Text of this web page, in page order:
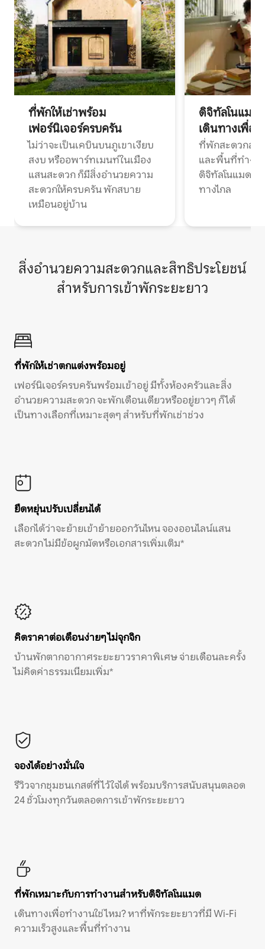
ที่พักให้เช่าพร้อม
เฟอร์นิเจอร์ครบครัน
ไม่ว่าจะเป็นเคบินบนภูเขาเงียบ
สงบ หรืออพาร์ทเมนท์ในเมือง
แสนสะดวก ก็มีสิ่งอำนวยความ
สะดวกให้ครบครัน พักสบาย
เหมือนอยู่บ้าน
ดิจิทัลโนแมด
เดินทางเพื่อ
ที่พักสะดวกสบ
และพื้นที่ทำงา
ดิจิทัลโนแมดแ
ทางไกล
สิ่งอำนวยความสะดวกและสิทธิประโยชน์
สำหรับการเข้าพักระยะยาว
ที่พักให้เช่าตกแต่งพร้อมอยู่
เฟอร์นิเจอร์ครบครันพร้อมเข้าอยู่ มีทั้งห้องครัวและสิ่ง
อำนวยความสะดวก จะพักเดือนเดียวหรืออยู่ยาวๆ ก็ได้
เป็นทางเลือกที่เหมาะสุดๆ สำหรับที่พักเช่าช่วง
ยืดหยุ่นปรับเปลี่ยนได้
เลือกได้ว่าจะย้ายเข้าย้ายออกวันไหน จองออนไลน์แสน
สะดวก ไม่มีข้อผูกมัดหรือเอกสารเพิ่มเติม*
คิดราคาต่อเดือนง่ายๆ ไม่จุกจิก
บ้านพักตากอากาศระยะยาวราคาพิเศษ จ่ายเดือนละครั้ง
ไม่คิดค่าธรรมเนียมเพิ่ม*
จองได้อย่างมั่นใจ
รีวิวจากชุมชนเกสต์ที่ไว้ใจได้ พร้อมบริการสนับสนุนตลอด
24 ชั่วโมงทุกวันตลอดการเข้าพักระยะยาว
ที่พักเหมาะกับการทำงานสำหรับดิจิทัลโนแมด
เดินทางเพื่อทำงานใช่ไหม? หาที่พักระยะยาวที่มี Wi-Fi
ความเร็วสูงและพื้นที่ทำงาน